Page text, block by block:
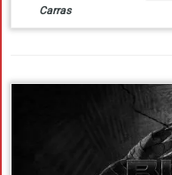
Carras